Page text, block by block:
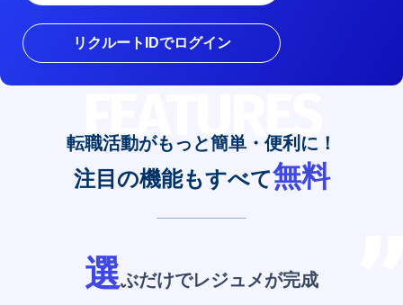
リクルートIDでログイン
FEATURES
転職活動がもっと簡単・便利に！
注目の機能もすべて無料
選ぶだけでレジュメが完成